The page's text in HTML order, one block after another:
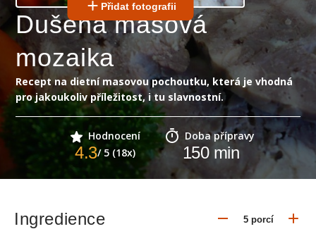
Přidat fotografii
Dušená masová
mozaika
Recept na dietní masovou pochoutku, která je vhodná
pro jakoukoliv příležitost, i tu slavnostní.
Hodnocení
4.3/ 5 (18x)
Doba přípravy
150min
Ingredience